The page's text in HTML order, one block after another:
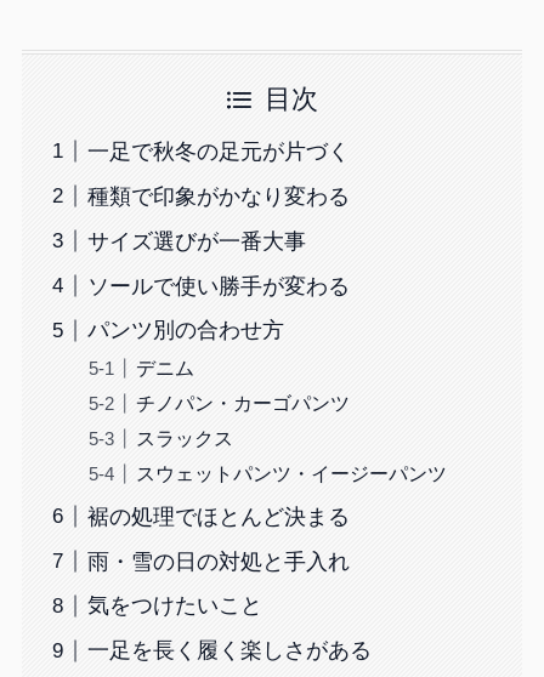
目次
一足で秋冬の足元が片づく
種類で印象がかなり変わる
サイズ選びが一番大事
ソールで使い勝手が変わる
パンツ別の合わせ方
デニム
チノパン・カーゴパンツ
スラックス
スウェットパンツ・イージーパンツ
裾の処理でほとんど決まる
雨・雪の日の対処と手入れ
気をつけたいこと
一足を長く履く楽しさがある